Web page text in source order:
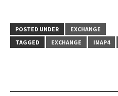
POSTED UNDER
EXCHANGE
TAGGED
EXCHANGE IMAP4